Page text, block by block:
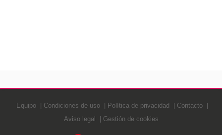
Equipo Condiciones de uso Política de privacidad
Contacto
Aviso legal
Gestión de cookies